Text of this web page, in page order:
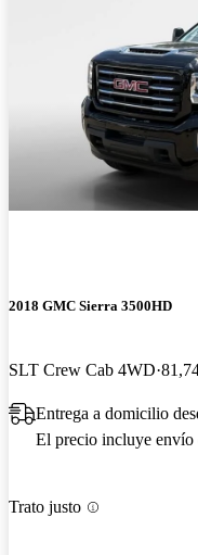
2018 GMC Sierra 3500HD
SLT Crew Cab 4WD
Entrega a domicilio
El precio incluye envío
Trato justo